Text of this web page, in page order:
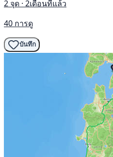
2 จุด · 2เดือนที่แล้ว
40 การดู
บันทึก